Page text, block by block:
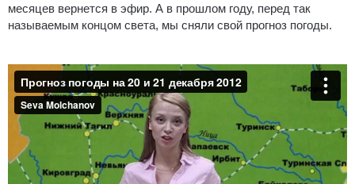
месяцев вернется в эфир. А в прошлом году, перед так
называемым концом света, мы сняли свой прогноз погоды.